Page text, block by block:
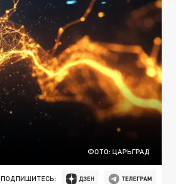
ФОТО: ЦАРЬГРАД
ПОДПИШИТЕСЬ: